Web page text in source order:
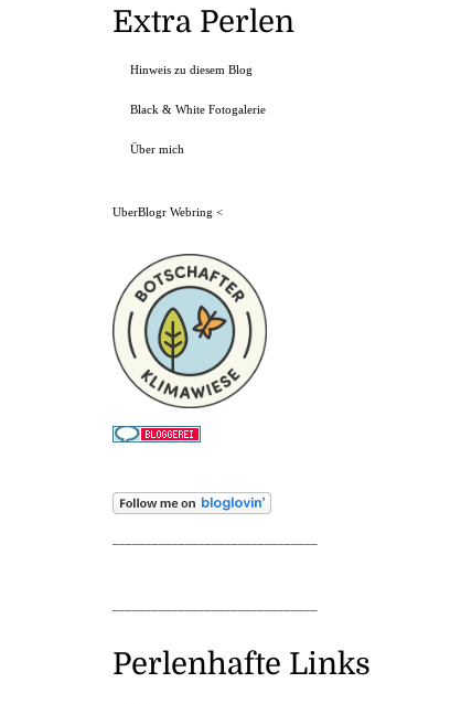
Extra Perlen
Hinweis zu diesem Blog
Black & White Fotogalerie
Über mich
UberBlogr Webring <
Perlenhafte Links